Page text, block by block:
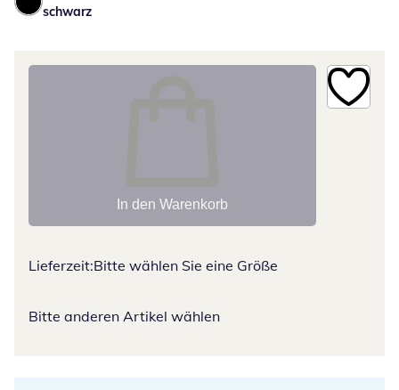
schwarz
In den Warenkorb
Lieferzeit:Bitte wählen Sie eine Größe
Bitte anderen Artikel wählen